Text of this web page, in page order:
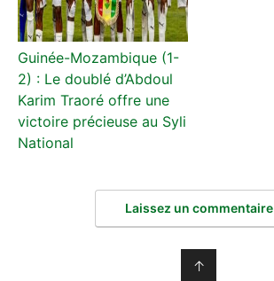
Guinée-Mozambique (1-
2) : Le doublé d’Abdoul
Karim Traoré offre une
victoire précieuse au Syli
National
Laissez un commentaire
↑